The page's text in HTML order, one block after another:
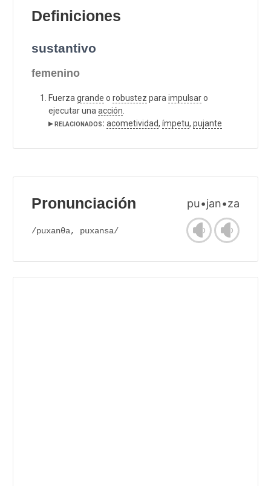
Definiciones
sustantivo
femenino
Fuerza grande o robustez para impulsaro
ejecutar una acción
▸ relacionados: acometividad, ímpetu, pujante
Pronunciación pu•jan•za
/puxanθa, puxansa/